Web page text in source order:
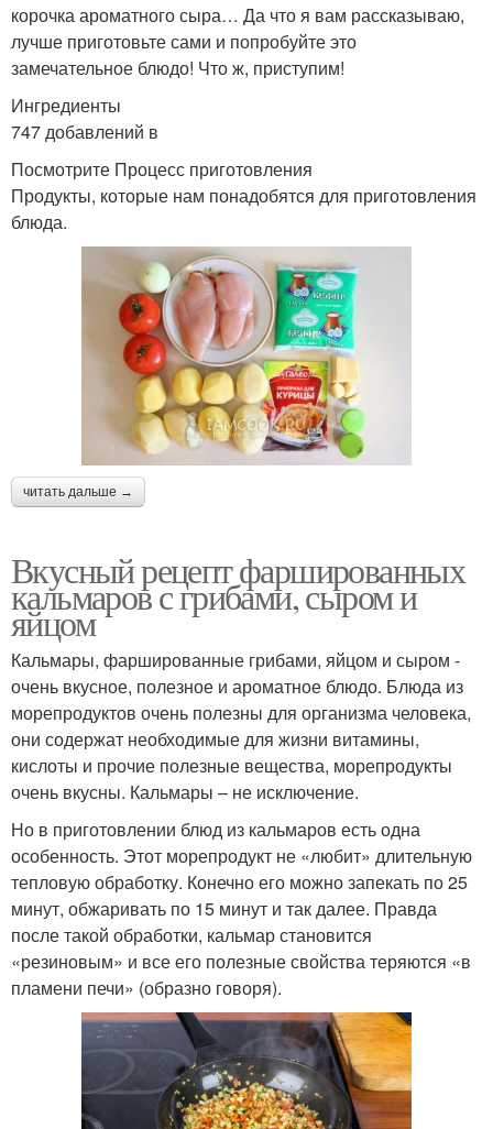
корочка ароматного сыра… Да что я вам рассказываю,
лучше приготовьте сами и попробуйте это
замечательное блюдо! Что ж, приступим!
Ингредиенты
747 добавлений в
Посмотрите Процесс приготовления
Продукты, которые нам понадобятся для приготовления
блюда.
читать дальше →
Вкусный рецепт фаршированных
кальмаров с грибами, сыром и
яйцом
Кальмары, фаршированные грибами, яйцом и сыром -
очень вкусное, полезное и ароматное блюдо. Блюда из
морепродуктов очень полезны для организма человека,
они содержат необходимые для жизни витамины,
кислоты и прочие полезные вещества, морепродукты
очень вкусны. Кальмары – не исключение.
Но в приготовлении блюд из кальмаров есть одна
особенность. Этот морепродукт не «любит» длительную
тепловую обработку. Конечно его можно запекать по 25
минут, обжаривать по 15 минут и так далее. Правда
после такой обработки, кальмар становится
«резиновым» и все его полезные свойства теряются «в
пламени печи» (образно говоря).